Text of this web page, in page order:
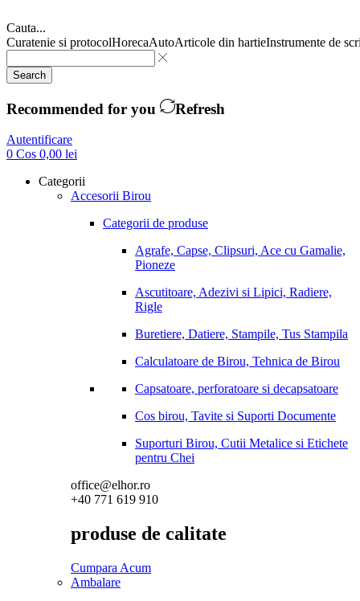
Cauta...
Curatenie si protocolHorecaAutoArticole din hartieInstrumente de
Search
Recommended for you Refresh
Autentificare
0 Cos 0,00 lei
Categorii
Accesorii Birou
Categorii de produse
Agrafe, Capse, Clipsuri, Ace cu Gamalie,
Pioneze
Ascutitoare, Adezivi si Lipici, Radiere,
Rigle
Buretiere, Datiere, Stampile, Tus Stampila
Calculatoare de Birou, Tehnica de Birou
Capsatoare, perforatoare si decapsatoare
Cos birou, Tavite si Suporti Documente
Suporturi Birou, Cutii Metalice si Etichete
pentru Chei
office@elhor.ro
+40 771 619 910
produse de calitate
Cumpara Acum
Ambalare